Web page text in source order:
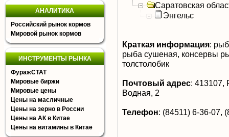
АНАЛИТИКА
Российский рынок кормов
Мировой рынок кормов
ИНСТРУМЕНТЫ РЫНКА
ФуражСТАТ
Мировые биржи
Мировые цены
Цены на масличные
Цены на зерно в России
Цены на АК в Китае
Цены на витамины в Китае
Саратовская
Энгельс
Краткая информация:
рыба сушеная, консервы
толстолобик
Почтовый адрес: 413107,
Водная, 2
Телефон: (84511) 6-36-07,